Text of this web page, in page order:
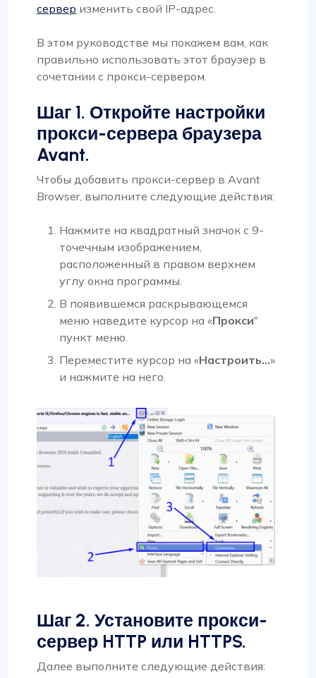
сервер изменить свой IP-адрес.
В этом руководстве мы покажем вам, как
правильно использовать этот браузер в
сочетании с прокси-сервером.
Шаг 1. Откройте настройки
прокси-сервера браузера
Avant.
Чтобы добавить прокси-сервер в Avant
Browser, выполните следующие действия:
Нажмите на квадратный значок с 9-
точечным изображением,
расположенный в правом верхнем
углу окна программы.
В появившемся раскрывающемся
меню наведите курсор на «Прокси"
пункт меню.
Переместите курсор на «Настроить…»
и нажмите на него.
Шаг 2. Установите прокси-
сервер HTTP или HTTPS.
Далее выполните следующие действия: